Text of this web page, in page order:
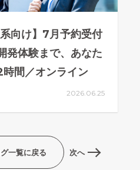
向け】7月予約受付
発体験まで、あなた
間／オンライン
2026.06.25
一覧に戻る 次へ